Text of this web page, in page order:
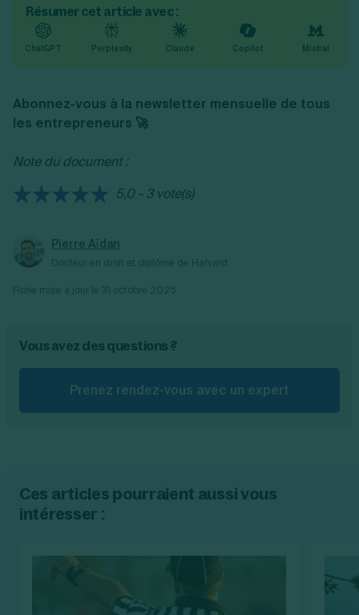
Résumer cet article avec :
ChatGPT Perplexity Claude Copilot Mistral
Abonnez-vous à la newsletter mensuelle de tous
les entrepreneurs 🚀
Note du document :
5,0 - 3 vote(s)
Pierre Aïdan
Vous avez des questions ?
Prenez rendez-vous avec un expert
Ces articles pourraient aussi vous
intéresser :